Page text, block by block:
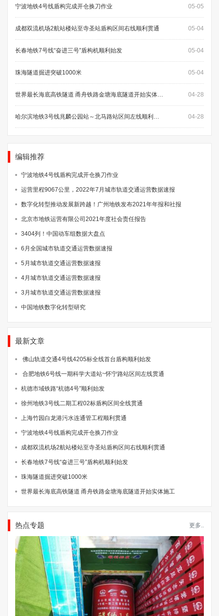
宁波地铁4号线盾构完成开仓换刀作业 05-05
成都双流机场2航站楼站至寺圣站盾构区间右线顺利贯通 05-04
长春地铁7号线“奋进三号”盾构机顺利始发 05-04
珠海隧道掘进突破1000米 05-04
04-28
04-28
编辑推荐
宁波地铁4号线盾构完成开仓换刀作业
运营里程9067公里，2022年7月城市轨道交通运营数据速报
数字化转型推动发展新跨越！广州地铁发布2021年年报和社报
北京市地铁运营有限公司2021年度社会责任报告
3404列！中国动车组数据大盘点
6月全国城市轨道交通运营数据速报
5月城市轨道交通运营数据速报
4月城市轨道交通运营数据速报
3月城市轨道交通运营数据速报
中国地铁数字化转型研究
最新文章
佛山轨道交通4号线4205标全线首台盾构顺利始发
合肥地铁6号线一期科学大道站~怀宁路站区间左线贯通
杭德市域铁路“杭德4号”顺利始发
徐州地铁3号线二期工程02标盾构区间全线贯通
上海竹园白龙港污水连通管工程顺利贯通
宁波地铁4号线盾构完成开仓换刀作业
成都双流机场2航站楼站至寺圣站盾构区间右线顺利贯通
长春地铁7号线“奋进三号”盾构机顺利始发
珠海隧道掘进突破1000米
世界最长海底高铁隧道 甬舟铁路金塘海底隧道开始实体施工
热点专题 更多..